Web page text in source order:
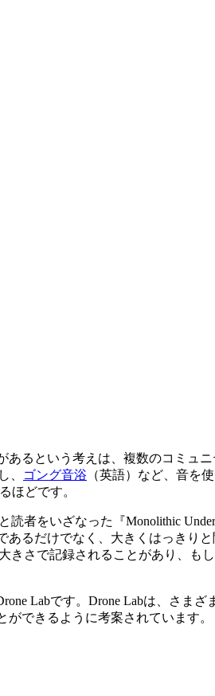
るという考えは、複数のコミュ
、 ゴング音浴 （英語）など、音を
ほどです。
者をいざなった『Monolithic
るだけでなく、大きくはっきり
さで記録されることがあり、も
Labです。Drone Labは、さま
できるように考案されています